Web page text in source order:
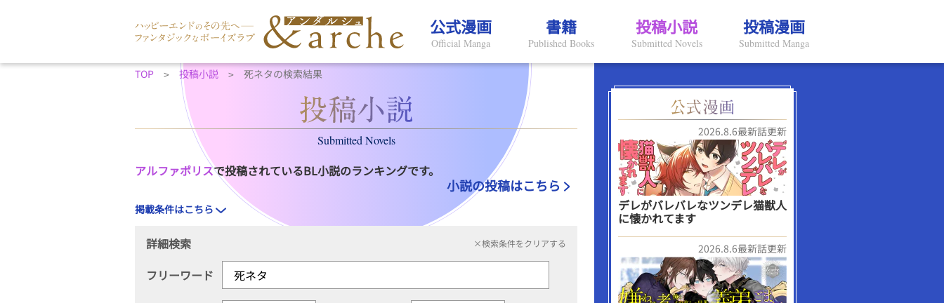
公式漫画
Official Manga
書籍
Published Books
投稿小説
Submitted Novels
投稿漫画
Submitted Manga
TOP 投稿小説 死ネタの検索結果
Submitted Novels
アルファポリスで投稿されているBL小説のランキングです。
小説の投稿はこちら
掲載条件はこちら
詳細検索 ×検索条件をクリアする
フリーワード
2026.8.6最新話更新
デレがバレバレなツンデレ猫獣人
に懐かれてます
2026.8.6最新話更新